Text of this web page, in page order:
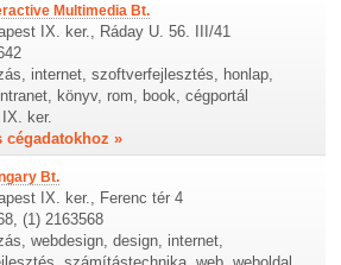
Multimedia Bt.
IX. ker., Ráday U. 56. III/41
internet, szoftverfejlesztés, honlap,
könyv, rom, book, cégportál
ker.
cégadatokhoz »
Bt.
IX. ker., Ferenc tér 4
(1) 2163568
webdesign, design, internet,